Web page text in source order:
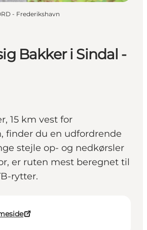
Bakker i Sindal -
15 km vest for
finder du en udfordrende
stejle op- og nedkørsler
er ruten mest beregnet til
rytter.
- Frederikshavn